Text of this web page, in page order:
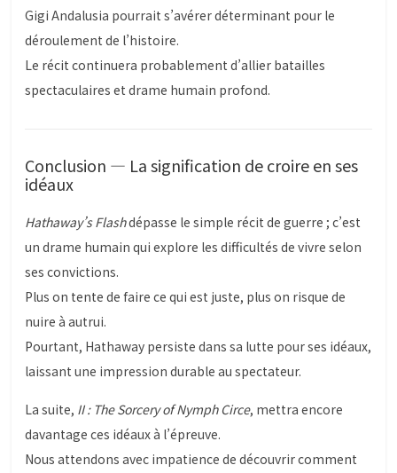
Gigi Andalusia pourrait s’avérer déterminant pour le
déroulement de l’histoire.
Le récit continuera probablement d’allier batailles
spectaculaires et drame humain profond.
Conclusion — La signification de croire en ses
idéaux
Hathaway’s Flashdépasse le simple récit de guerre ; c’est
un drame humain qui explore les difficultés de vivre selon
ses convictions.
Plus on tente de faire ce qui est juste, plus on risque de
nuire à autrui.
Pourtant, Hathaway persiste dans sa lutte pour ses idéaux,
laissant une impression durable au spectateur.
La suite, II : The Sorcery of Nymph Circe, mettra encore
davantage ces idéaux à l’épreuve.
Nous attendons avec impatience de découvrir comment